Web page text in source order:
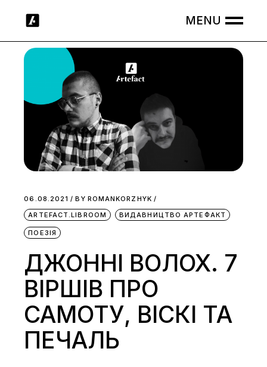
06.08.2021 BY ROMANKORZHYK
ARTEFACT.LIBROOM
ВИДАВНИЦТВО АРТЕФАКТ
ПОЕЗІЯ
ДЖОННІ ВОЛОХ. 7
ВІРШІВ ПРО
САМОТУ, ВІСКІ ТА
ПЕЧАЛЬ